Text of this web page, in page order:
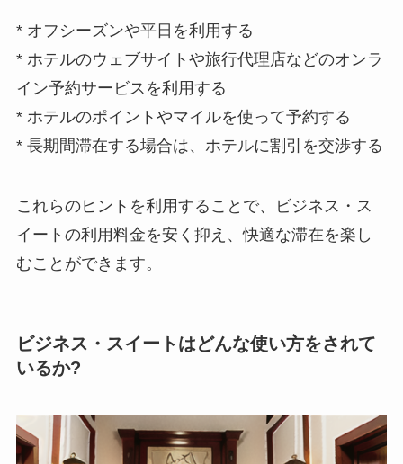
* オフシーズンや平日を利用する
* ホテルのウェブサイトや旅行代理店などのオンラ
イン予約サービスを利用する
* ホテルのポイントやマイルを使って予約する
* 長期間滞在する場合は、ホテルに割引を交渉する
これらのヒントを利用することで、ビジネス・ス
イートの利用料金を安く抑え、快適な滞在を楽し
むことができます。
ビジネス・スイートはどんな使い方をされて
いるか?